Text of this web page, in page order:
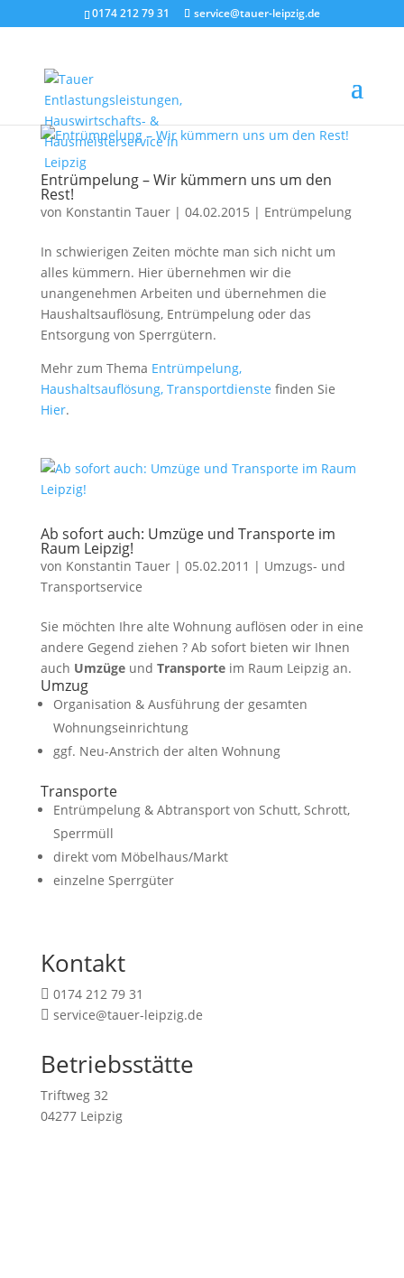
0174 212 79 31 service@tauer-leipzig.de
Entrümpelung – Wir kümmern uns um den
Rest!
von Konstantin Tauer| 04.02.2015 | Entrümpelung
In schwierigen Zeiten möchte man sich nicht um
alles kümmern. Hier übernehmen wir die
unangenehmen Arbeiten und übernehmen die
Haushaltsauflösung, Entrümpelung oder das
Entsorgung von Sperrgütern.
Mehr zum Thema Entrümpelung,
Haushaltsauflösung, Transportdienste finden Sie
Hier.
Ab sofort auch: Umzüge und Transporte im
Raum Leipzig!
von Konstantin Tauer| 05.02.2011 | Umzugs- und
Transportservice
Sie möchten Ihre alte Wohnung auflösen oder in eine
andere Gegend ziehen ? Ab sofort bieten wir Ihnen
auch Umzügeund Transporteim Raum Leipzig an.
Umzug
Organisation & Ausführung der gesamten
Wohnungseinrichtung
ggf. Neu-Anstrich der alten Wohnung
Transporte
Entrümpelung & Abtransport von Schutt, Schrott,
Sperrmüll
direkt vom Möbelhaus/Markt
einzelne Sperrgüter
Kontakt
 0174 212 79 31
 service@tauer-leipzig.de
Betriebsstätte
Triftweg 32
04277 Leipzig